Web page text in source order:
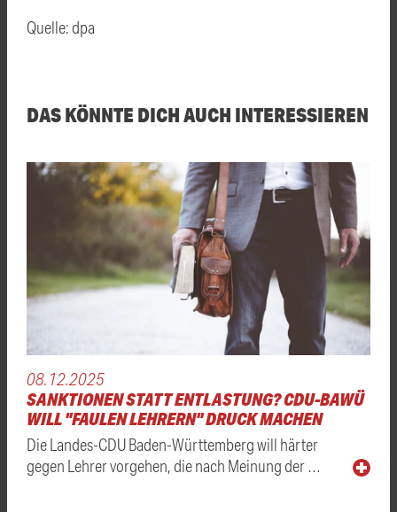
Quelle: dpa
DAS KÖNNTE DICH AUCH INTERESSIEREN
08.12.2025
SANKTIONEN STATT ENTLASTUNG? CDU-BAWÜ
WILL "FAULEN LEHRERN" DRUCK MACHEN
Die Landes-CDU Baden-Württemberg will härter
gegen Lehrer vorgehen, die nach Meinung der …